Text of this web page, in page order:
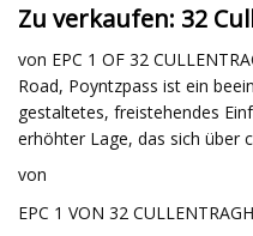
Zu verkaufen: 32
von EPC 1 OF 32
Road, Poyntzpass ist ein
gestaltetes, freistehendes
erhöhter Lage, das sich über
von
EPC 1 VON 32